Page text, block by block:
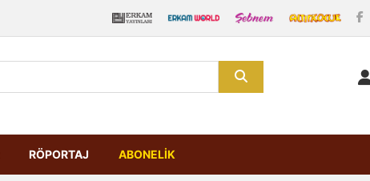
RÖPORTAJ ABONELİK